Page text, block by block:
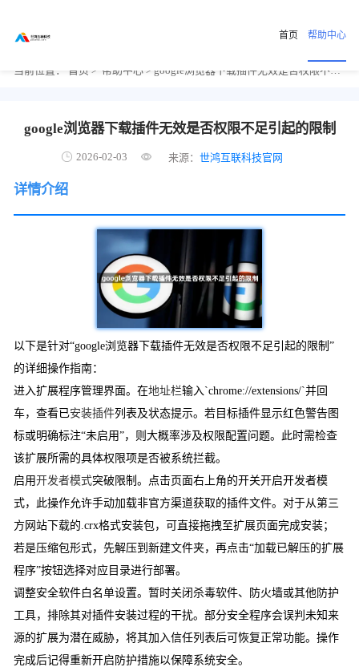
首页 帮助中心
当前位置： 首页 > 帮助中心 > google浏览器下载插件无效是否权限不足引起的限制
google浏览器下载插件无效是否权限不足引起的限制
2026-02-03 来源：世鸿互联科技官网
详情介绍
以下是针对“google浏览器下载插件无效是否权限不足引起的限制”
的详细操作指南：
进入扩展程序管理界面。在地址栏输入`chrome://extensions/`并回
车，查看已安装插件列表及状态提示。若目标插件显示红色警告图
标或明确标注“未启用”，则大概率涉及权限配置问题。此时需检查
该扩展所需的具体权限项是否被系统拦截。
启用开发者模式突破限制。点击页面右上角的开关开启开发者模
式，此操作允许手动加载非官方渠道获取的插件文件。对于从第三
方网站下载的.crx格式安装包，可直接拖拽至扩展页面完成安装；
若是压缩包形式，先解压到新建文件夹，再点击“加载已解压的扩展
程序”按钮选择对应目录进行部署。
调整安全软件白名单设置。暂时关闭杀毒软件、防火墙或其他防护
工具，排除其对插件安装过程的干扰。部分安全程序会误判未知来
源的扩展为潜在威胁，将其加入信任列表后可恢复正常功能。操作
完成后记得重新开启防护措施以保障系统安全。